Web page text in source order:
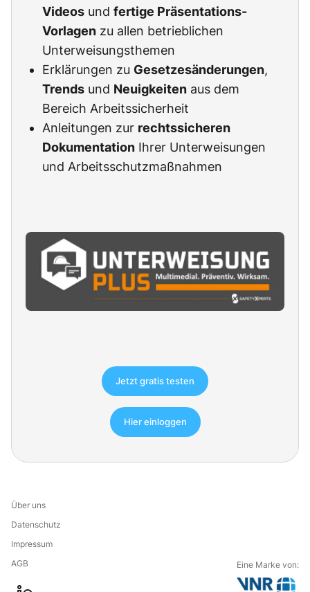
Videos und fertige Präsentations-
Vorlagen zu allen betrieblichen
Unterweisungsthemen
Erklärungen zu Gesetzesänderungen,
Trends und Neuigkeiten aus dem
Bereich Arbeitssicherheit
Anleitungen zur rechtssicheren
Dokumentation Ihrer Unterweisungen
und Arbeitsschutzmaßnahmen
Jetzt gratis testen
Hier einloggen
Über uns
Datenschutz
Impressum
AGB
Eine Marke von: